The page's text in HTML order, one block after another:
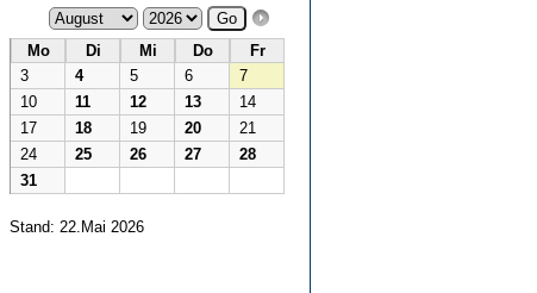
Mo Di Mi Do
Fr
3
4 5 6
7
10
11 12 13
14
17
18 19 20
21
24
25 26 27
28
31
Stand: 22.Mai 2026